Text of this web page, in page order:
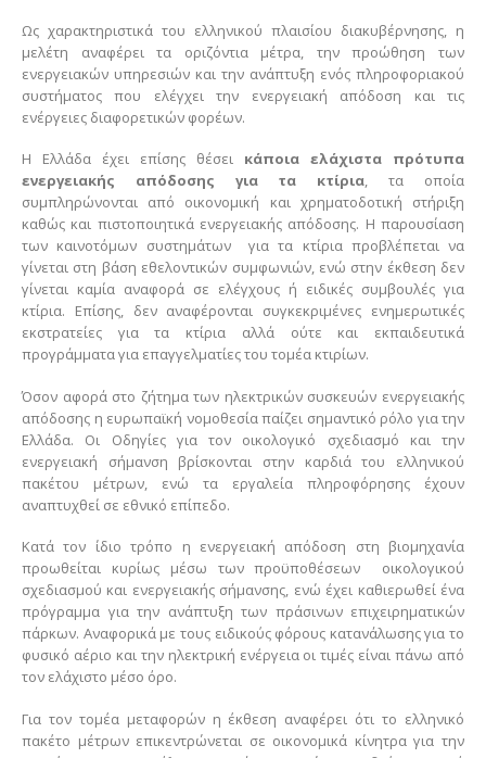
Ως χαρακτηριστικά του ελληνικού πλαισίου διακυβέρνησης, η
μελέτη αναφέρει τα οριζόντια μέτρα, την προώθηση των
ενεργειακών υπηρεσιών και την ανάπτυξη ενός πληροφοριακού
συστήματος που ελέγχει την ενεργειακή απόδοση και τις
ενέργειες διαφορετικών φορέων.
Η Ελλάδα έχει επίσης θέσει κάποια ελάχιστα πρότυπα
ενεργειακής απόδοσης για τα κτίρια, τα οποία
συμπληρώνονται από οικονομική και χρηματοδοτική στήριξη
καθώς και πιστοποιητικά ενεργειακής απόδοσης. Η παρουσίαση
των καινοτόμων συστημάτων για τα κτίρια προβλέπεται να
γίνεται στη βάση εθελοντικών συμφωνιών, ενώ στην έκθεση δεν
γίνεται καμία αναφορά σε ελέγχους ή ειδικές συμβουλές για
κτίρια. Επίσης, δεν αναφέρονται συγκεκριμένες ενημερωτικές
εκστρατείες για τα κτίρια αλλά ούτε και εκπαιδευτικά
προγράμματα για επαγγελματίες του τομέα κτιρίων.
Όσον αφορά στο ζήτημα των ηλεκτρικών συσκευών ενεργειακής
απόδοσης η ευρωπαϊκή νομοθεσία παίζει σημαντικό ρόλο για την
Ελλάδα. Οι Οδηγίες για τον οικολογικό σχεδιασμό και την
ενεργειακή σήμανση βρίσκονται στην καρδιά του ελληνικού
πακέτου μέτρων, ενώ τα εργαλεία πληροφόρησης έχουν
αναπτυχθεί σε εθνικό επίπεδο.
Κατά τον ίδιο τρόπο η ενεργειακή απόδοση στη βιομηχανία
προωθείται κυρίως μέσω των προϋποθέσεων οικολογικού
σχεδιασμού και ενεργειακής σήμανσης, ενώ έχει καθιερωθεί ένα
πρόγραμμα για την ανάπτυξη των πράσινων επιχειρηματικών
πάρκων. Αναφορικά με τους ειδικούς φόρους κατανάλωσης για το
φυσικό αέριο και την ηλεκτρική ενέργεια οι τιμές είναι πάνω από
τον ελάχιστο μέσο όρο.
Για τον τομέα μεταφορών η έκθεση αναφέρει ότι το ελληνικό
πακέτο μέτρων επικεντρώνεται σε οικονομικά κίνητρα για την